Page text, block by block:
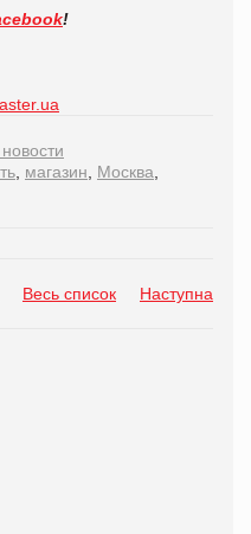
!
магазин Москва
Весь список Наступна